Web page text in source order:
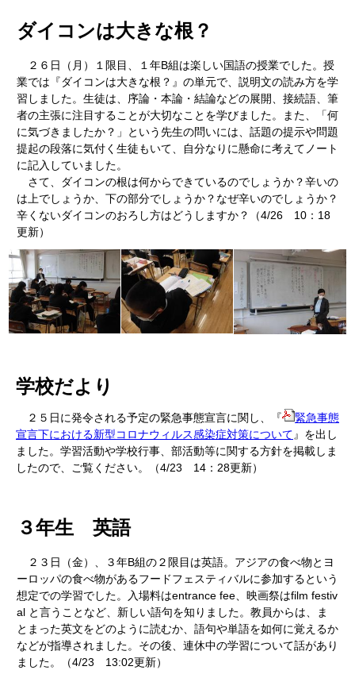
ダイコンは大きな根？
２６日（月）１限目、１年B組は楽しい国語の授業でした。授
業では『ダイコンは大きな根？』の単元で、説明文の読み方を学
習しました。生徒は、序論・本論・結論などの展開、接続語、筆
者の主張に注目することが大切なことを学びました。また、「何
に気づきましたか？」という先生の問いには、話題の提示や問題
提起の段落に気付く生徒もいて、自分なりに懸命に考えてノート
に記入していました。
さて、ダイコンの根は何からできているのでしょうか？辛いの
は上でしょうか、下の部分でしょうか？なぜ辛いのでしょうか？
辛くないダイコンのおろし方はどうしますか？（4/26 10：18
更新）
学校だより
２５日に発令される予定の緊急事態宣言に関し、『
緊急事態
宣言下における新型コロナウィルス感染症対策について 』を出し
ました。学習活動や学校行事、部活動等に関する方針を掲載しま
したので、ご覧ください。（4/23 14：28更新）
３年生 英語
２３日（金）、３年B組の２限目は英語。アジアの食べ物とヨ
ーロッパの食べ物があるフードフェスティバルに参加するという
想定での学習でした。入場料はentrance fee、映画祭はfilm festiv
al と言うことなど、新しい語句を知りました。教員からは、ま
とまった英文をどのように読むか、語句や単語を如何に覚えるか
などが指導されました。その後、連休中の学習について話があり
ました。（4/23 13:02更新）